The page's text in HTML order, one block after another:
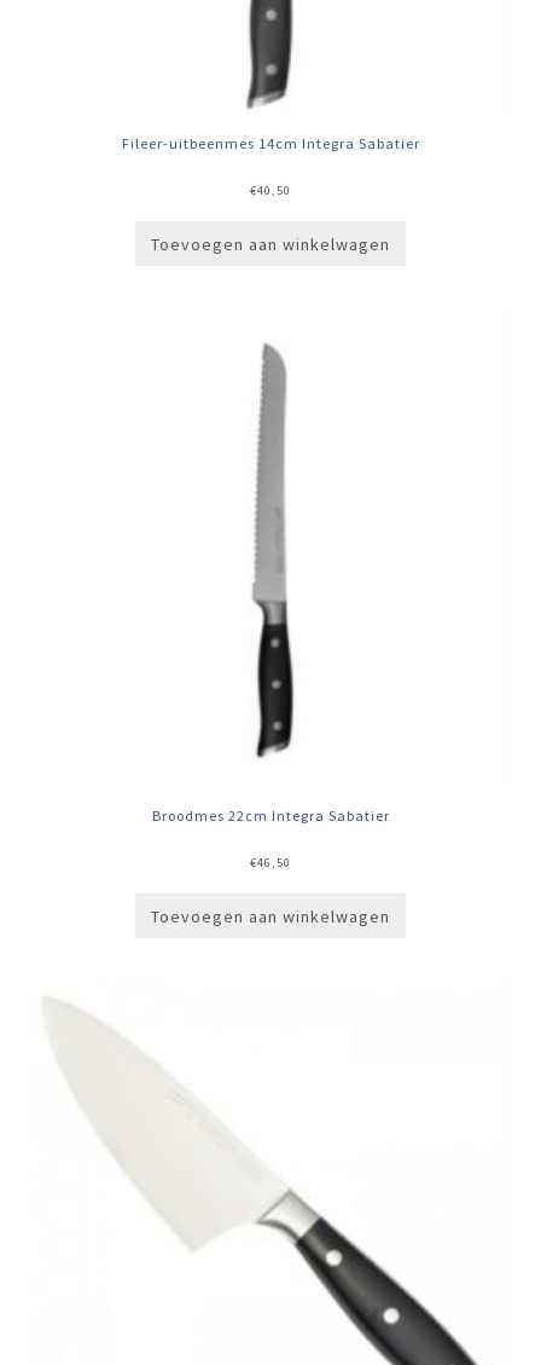
Fileer-uitbeenmes 14cm Integra Sabatier
€40,50
Toevoegen aan winkelwagen
Broodmes 22cm Integra Sabatier
€46,50
Toevoegen aan winkelwagen